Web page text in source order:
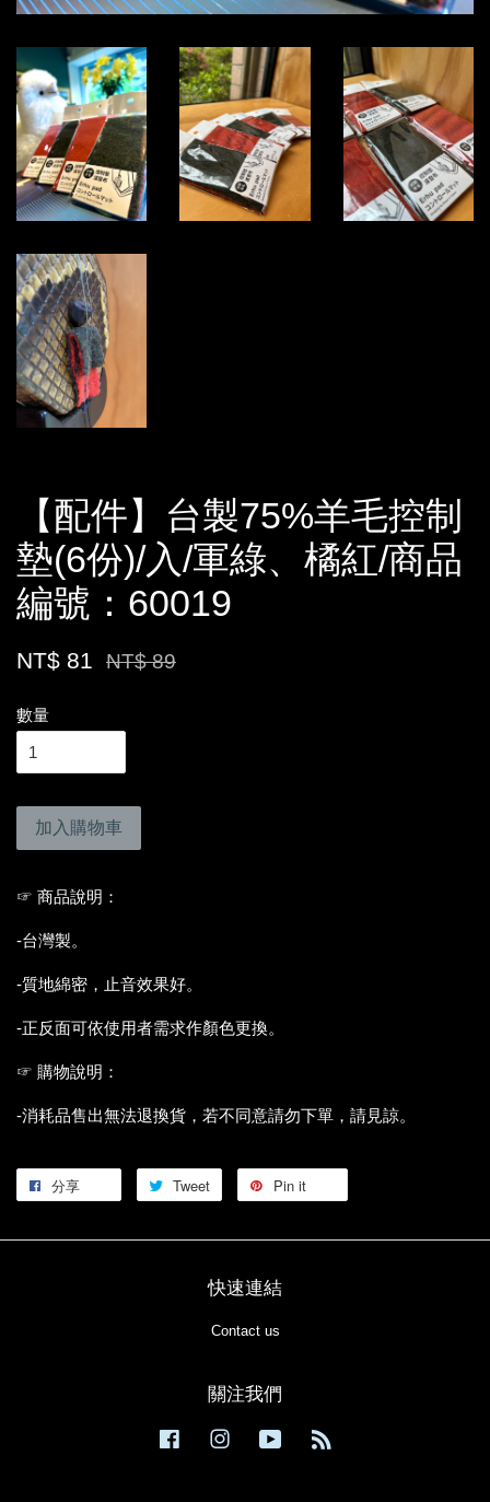
【配件】台製75%羊毛控制
墊(6份)/入/軍綠、橘紅/商品
編號：60019
NT$ 81 NT$ 89
數量
加入購物車
☞ 商品說明：
-台灣製。
-質地綿密，止音效果好。
-正反面可依使用者需求作顏色更換。
☞ 購物說明：
-消耗品售出無法退換貨，若不同意請勿下單，請見諒。
分享 Tweet Pin it
快速連結
Contact us
關注我們
Facebook Instagram YouTube